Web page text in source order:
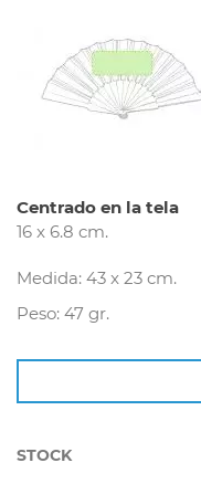
Centrado en la tela
16 x 6.8 cm.
Medida: 43 x 23 cm.
Peso: 47 gr.
STOCK